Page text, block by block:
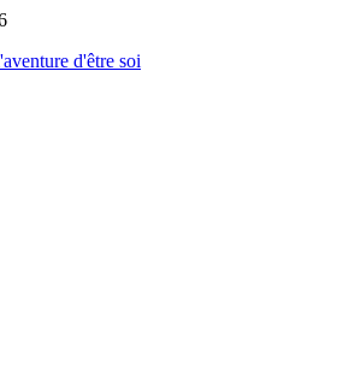
d'être soi